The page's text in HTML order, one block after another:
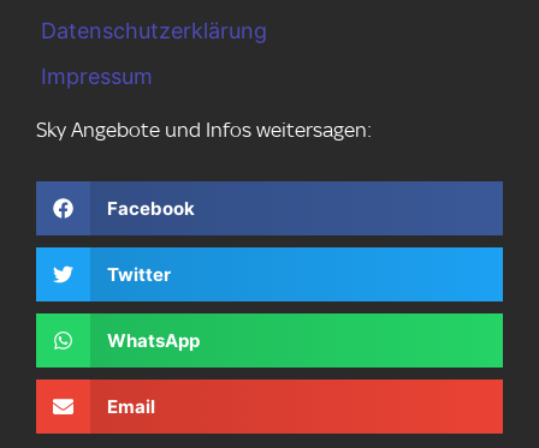
Datenschutzerklärung
Impressum
Sky Angebote und Infos weitersagen:
Facebook
Twitter
WhatsApp
Email